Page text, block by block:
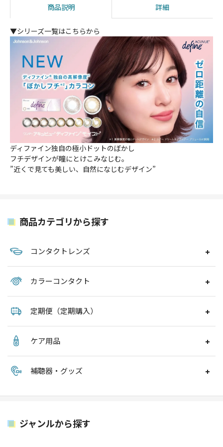
商品説明 詳細
▼シリーズ一覧はこちらから
ディファイン独自の極小ドットのぼかし
フチデザインが瞳にとけこみなじむ。
”近くで見ても美しい、自然になじむデザイン”
商品カテゴリから探す
コンタクトレンズ
カラーコンタクト
定期便（定期購入）
ケア用品
補聴器・グッズ
ジャンルから探す